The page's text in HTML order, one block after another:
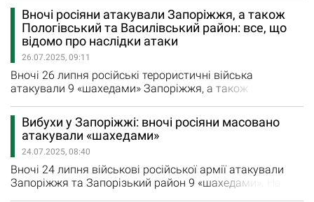
пішов купатися. Він пірнув у воду і більше не винирнув.
На місце події прибули водолази ДСНС. Під час
проведення пошукових робіт рятувальники виявили
тіло чоловіка на дні, вилучили з води та передали…
Вночі росіяни атакували Запоріжжя, а також
Пологівський та Василівський район: все, що
відомо про наслідки атаки
26.07.2025, 09:11
Вночі 26 липня російські терористичні війська
атакували 9 «шахедами» Запоріжжя, а також
району росіяни поцілили по нежитловій будівлі.
Зафіксовано декілька пожеж в районі внаслідок атак.
Рятувальники вогонь уже приборкали. «У
Пологівському районі пошкоджений склад
фермерського господарства, зруйнований…
Вибухи у Запоріжжі: вночі росіяни масовано
атакували «шахедами»
24.07.2025, 08:40
Вночі 24 липня військові російської армії атакували
Запоріжжя та Запорізький район 9 «шахедами». На